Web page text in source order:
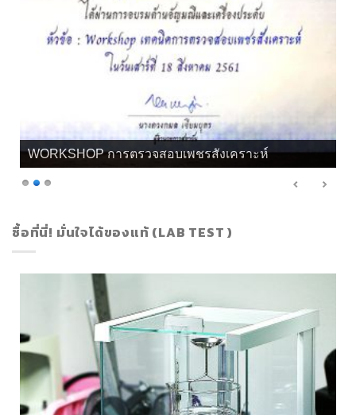
WORKSHOP การตรวจสอบเพชรสังเคราะห์
ซื้อที่นี่! มั่นใจได้ของแท้ (LAB TEST )